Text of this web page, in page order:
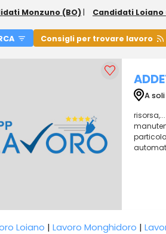
Monzuno (BO) | Candidati Loiano
Consigli per trovare lavoro
A
Loiano | Lavoro Monghidoro |